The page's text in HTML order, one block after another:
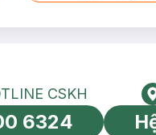
toàn cầu
HOTLINE CSKH
CSKH
6324